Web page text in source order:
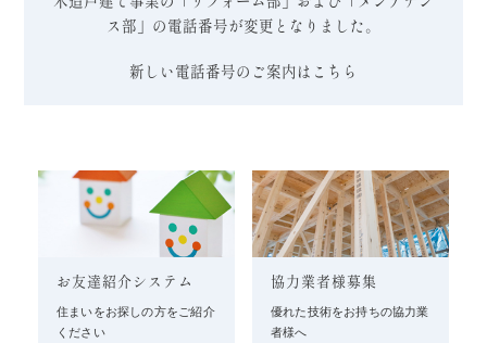
ス部」の電話番号が変更となりました。
新しい電話番号のご案内はこちら
お友達紹介システム
住まいをお探しの方をご紹介
ください
協力業者様募集
優れた技術をお持ちの協力業
者様へ